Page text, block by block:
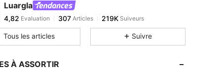
Luargla
4,82 Evaluation 307Articles
l***0est en train de naviguer
4,82
Tous les articles Suivre
À ASSORTIR